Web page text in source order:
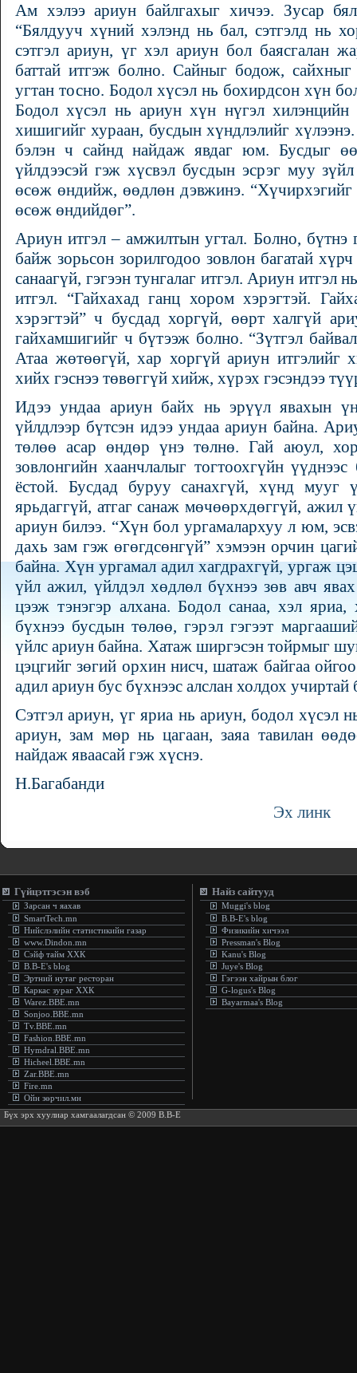
Ам хэлээ ариун байлгахыг хичээ. Зусар
“Бялдууч хүний хэлэнд нь бал, сэтгэлд нь
сэтгэл ариун, үг хэл ариун бол баясгалан
баттай итгэж болно. Сайныг бодож,
угтан тосно. Бодол хүсэл нь бохирдсон хүн
Бодол хүсэл нь ариун хүн нүгэл хилэнцийн
хишигийг хураан, бусдын хүндлэлийг
бэлэн ч сайнд найдаж явдаг юм. Бусдыг
үйлдээсэй гэж хүсвэл бусдын эсрэг муу
өсөж өндийж, өөдлөн дэвжинэ.
өсөж өндийдөг”.
Ариун итгэл – амжилтын угтал. Болно, бүтнэ
байж зорьсон зорилгодоо зовлон багатай
санаагүй, гэгээн тунгалаг итгэл. Ариун итгэл
итгэл. “Гайхахад ганц хором хэрэгтэй.
хэрэгтэй” ч бусдад хоргүй, өөрт халгүй
гайхамшигийг ч бүтээж болно. “Зүтгэл байвал
Атаа жөтөөгүй, хар хоргүй ариун итгэлийг
хийх гэснээ төвөггүй хийж, хүрэх гэсэндээ
Идээ ундаа ариун байх нь эрүүл явахын
үйлдлээр бүтсэн идээ ундаа ариун байна.
төлөө асар өндөр үнэ төлнө. Гай аюул,
зовлонгийн хаанчлалыг тогтоохгүйн
ёстой. Бусдад буруу санахгүй, хүнд мууг
ярьдаггүй, атгаг санаж мөчөөрхдөггүй, ажил
ариун билээ. “Хүн бол ургамалархуу л юм,
дахь зам гэж өгөгдсөнгүй” хэмээн орчин
байна. Хүн ургамал адил хагдрахгүй, ургаж
үйл ажил, үйлдэл хөдлөл бүхнээ зөв авч
цээж тэнэгэр алхана. Бодол санаа, хэл
бүхнээ бусдын төлөө, гэрэл гэгээт
үйлс ариун байна. Хатаж ширгэсэн тойрмыг
цэцгийг зөгий орхин нисч, шатаж байгаа
адил ариун бус бүхнээс алслан холдох учиртай
Сэтгэл ариун, үг яриа нь ариун, бодол хүсэл
ариун, зам мөр нь цагаан, заяа тавилан
найдаж яваасай гэж хүснэ.
Н.Багабанди
Эх линк
Гүйцэтгэсэн вэб
Зарсан ч яахав
SmartTech.mn
Нийслэлийн статистикийн газар
www.Dindon.mn
Сэйф тайм ХХК
B.B-E's blog
Эртний нутаг ресторан
Каркас зураг ХХК
Warez.BBE.mn
Sonjoo.BBE.mn
Tv.BBE.mn
Fashion.BBE.mn
Hymdral.BBE.mn
Hicheel.BBE.mn
Zar.BBE.mn
Fire.mn
Ойн зөрчил.мн
Найз сайтууд
Muggi's blog
B.B-E's blog
Физикийн хичээл
Pressman's Blog
Kanu's Blog
Juye's Blog
Гэгээн хайрын блог
G-logus's Blog
Bayarmaa's Blog
Бүх эрх хуулиар хамгаалагдсан © 2009 B.B-E